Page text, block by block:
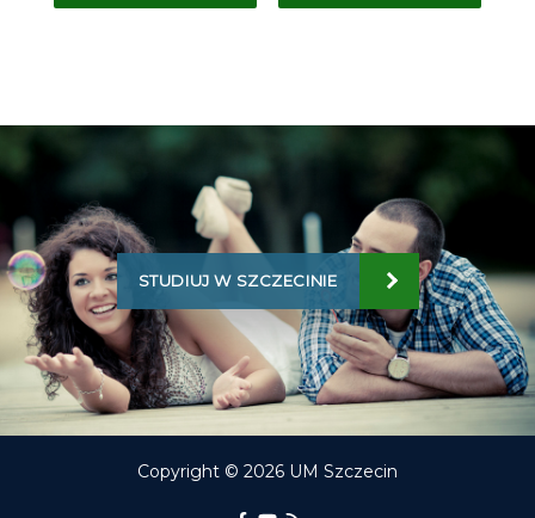
STUDIUJ W SZCZECINIE
Copyright © 2026 UM Szczecin